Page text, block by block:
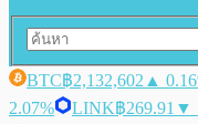
BTC฿2,132,602 ▲
2.07%
LINK฿269.91 ▼